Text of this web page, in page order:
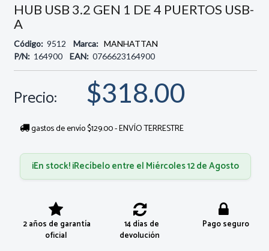
HUB USB 3.2 GEN 1 DE 4 PUERTOS USB-
A
Código: 9512 Marca: MANHATTAN
P/N: 164900 EAN: 0766623164900
Precio: $318.00
gastos de envío $129.00 - ENVÍO TERRESTRE
¡En stock! ¡Recíbelo entre el Miércoles 12 de Agosto
2 años de garantía
oficial
14 días de
devolución
Pago seguro